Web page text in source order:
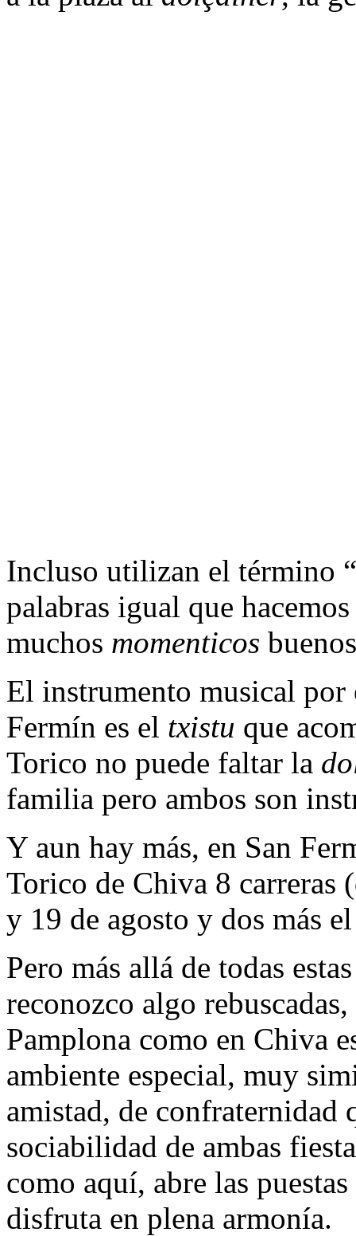
Incluso utilizan el término
palabras igual que
muchos momenticos
El instrumento musical por
Fermín es el txistu que
Torico no puede faltar la
familia pero ambos son
Y aun hay más, en San
Torico de Chiva 8 carreras
y 19 de agosto y dos más
Pero más allá de todas
reconozco algo
Pamplona como en Chiva
ambiente especial, muy
amistad, de confraternidad
sociabilidad de ambas
como aquí, abre las
disfruta en plena armonía.